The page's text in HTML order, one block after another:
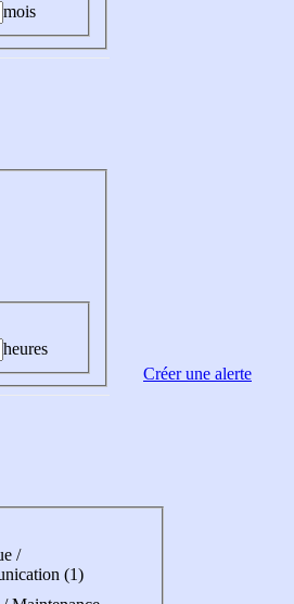
mois
heures
/
(1)
Créer une alerte